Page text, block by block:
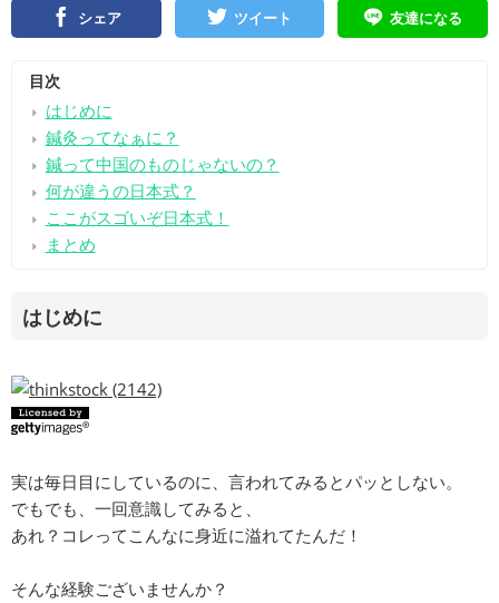
シェア ツイート 友達になる
目次
はじめに
鍼灸ってなぁに？
鍼って中国のものじゃないの？
何が違うの日本式？
ここがスゴいぞ日本式！
まとめ
はじめに
実は毎日目にしているのに、言われてみるとパッとしない。
でもでも、一回意識してみると、
あれ？コレってこんなに身近に溢れてたんだ！
そんな経験ございませんか？